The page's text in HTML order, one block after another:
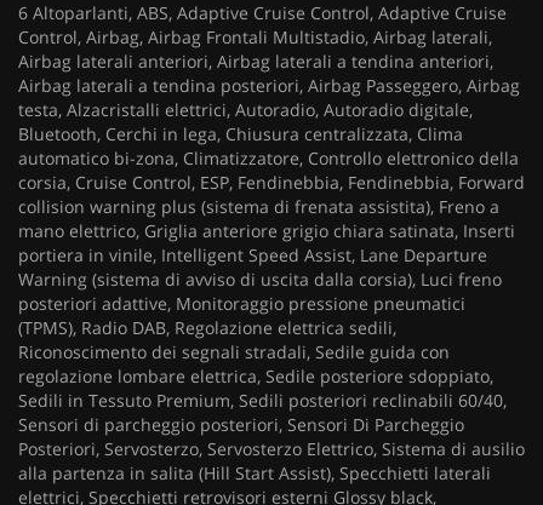
6 Altoparlanti, ABS, Adaptive Cruise Control, Adaptive Cruise
Control, Airbag, Airbag Frontali Multistadio, Airbag laterali,
Airbag laterali anteriori, Airbag laterali a tendina anteriori,
Airbag laterali a tendina posteriori, Airbag Passeggero, Airbag
testa, Alzacristalli elettrici, Autoradio, Autoradio digitale,
Bluetooth, Cerchi in lega, Chiusura centralizzata, Clima
automatico bi-zona, Climatizzatore, Controllo elettronico della
corsia, Cruise Control, ESP, Fendinebbia, Fendinebbia, Forward
collision warning plus (sistema di frenata assistita), Freno a
mano elettrico, Griglia anteriore grigio chiara satinata, Inserti
portiera in vinile, Intelligent Speed Assist, Lane Departure
Warning (sistema di avviso di uscita dalla corsia), Luci freno
posteriori adattive, Monitoraggio pressione pneumatici
(TPMS), Radio DAB, Regolazione elettrica sedili,
Riconoscimento dei segnali stradali, Sedile guida con
regolazione lombare elettrica, Sedile posteriore sdoppiato,
Sedili in Tessuto Premium, Sedili posteriori reclinabili 60/40,
Sensori di parcheggio posteriori, Sensori Di Parcheggio
Posteriori, Servosterzo, Servosterzo Elettrico, Sistema di ausilio
alla partenza in salita (Hill Start Assist), Specchietti laterali
elettrici, Specchietti retrovisori esterni Glossy black,